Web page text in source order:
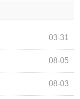
03-31
08-05
08-03